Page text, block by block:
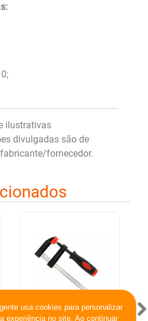
ilustrativas
divulgadas são de
fornecedor.
usa cookies para personalizar
experiência no site. Ao continuar